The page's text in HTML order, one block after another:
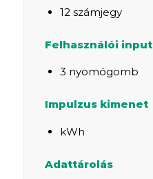
12 számjegy
Felhasználói input
3 nyomógomb
Impulzus kimenet
kWh
Adattárolás